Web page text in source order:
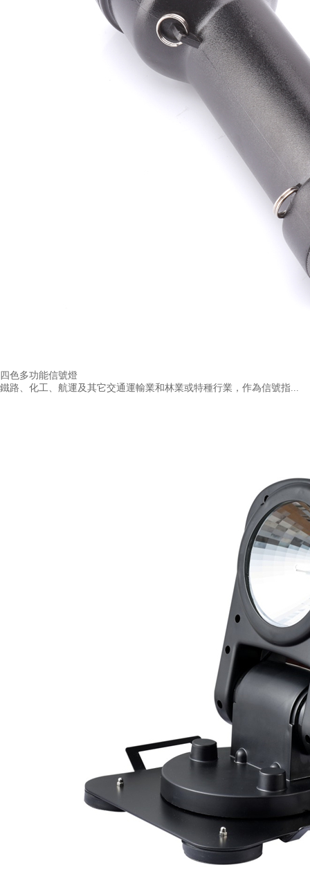
四色多功能信號燈
鐵路、化工、航運及其它交通運輸業和林業或特種行業，作為信號指...